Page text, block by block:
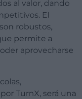
al valor, dando
El
robustos,
permite a
aprovecharse
TurnX, será una